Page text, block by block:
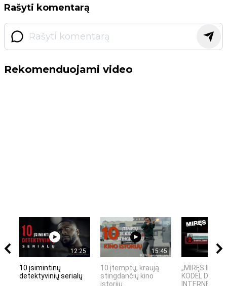
Rašyti komentarą
Rekomenduojami video
12:25
10 įsimintinų
detektyvinių serialų
15:45
10 įtemptų, kraują
stingdančių kino
istorijų
„MIRĘS
KODĖL
INTERNETO